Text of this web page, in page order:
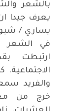
بالشعر
يعرف جيدا
يساري /
في الشعر
ارتبطت
والفريد
خرج من